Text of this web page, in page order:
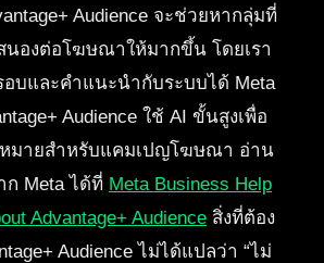
Audience จะช่วยหากลุ่มที่
องต่อโฆษณาให้มากขึ้น โดยเรา
อบและคำแนะนำกับระบบได้ Meta
Audience ใช้ AI ขั้นสูงเพื่อ
มายสำหรับแคมเปญโฆษณา อ่าน
ก Meta ได้ที่ Meta Business Help
Advantage+ Audience สิ่งที่ต้อง
Audience ไม่ได้แปลว่า “ไม่